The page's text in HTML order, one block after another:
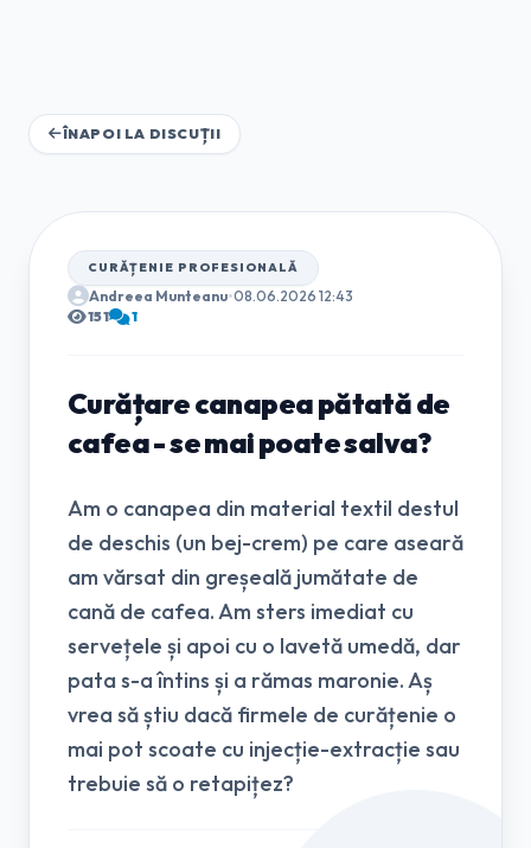
ÎNAPOI LA DISCUȚII
CURĂȚENIE PROFESIONALĂ
Andreea Munteanu•08.06.2026 12:43
151
1
Curățare canapea pătată de
cafea - se mai poate salva?
Am o canapea din material textil destul
de deschis (un bej-crem) pe care aseară
am vărsat din greșeală jumătate de
cană de cafea. Am sters imediat cu
servețele și apoi cu o lavetă umedă, dar
pata s-a întins și a rămas maronie. Aș
vrea să știu dacă firmele de curățenie o
mai pot scoate cu injecție-extracție sau
trebuie să o retapițez?